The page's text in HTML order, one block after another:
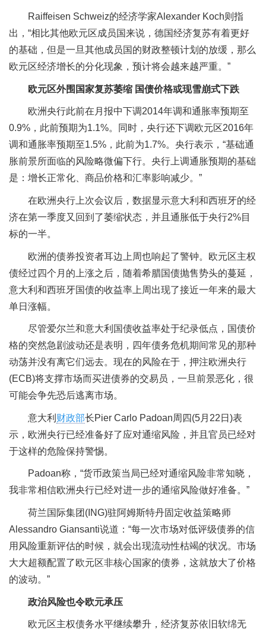
Raiffeisen Schweiz的经济学家Alexander Koch则指
出，“相比其他欧元区成员国来说，德国经济复苏有着更好
的基础，但是一旦其他成员国的财政整顿计划的放缓，那么
欧元区经济增长的分化现象，预计将会越来越严重。”
欧元区外围国家复苏萎缩 国债价格或现雪崩式下跌
欧洲央行此前在月报中下调2014年调和通胀率预期至
0.9%，此前预期为1.1%。同时，央行还下调欧元区2016年
调和通胀率预期至1.5%，此前为1.7%。央行表示，“基础通
胀前景所面临的风险略微偏下行。央行上调通胀预期的基础
是：增长正常化、商品价格和汇率影响减少。”
在欧洲央行上次会议后，数据显示意大利和西班牙的经
济在第一季度又回到了萎缩状态，并且通胀低于央行2%目
标的一半。
欧洲的债券投资者耳边上周也响起了警钟。欧元区主权
债经过四个月的上涨之后，随着希腊国债抛售势头的蔓延，
意大利和西班牙国债的收益率上周出现了接近一年来的最大
单日涨幅。
尽管爱尔兰和意大利国债收益率处于纪录低点，国债价
格的突然急剧波动还是表明，四年债务危机期间常见的那种
动荡并没有离它们远去。现在的风险在于，押注欧洲央行
(ECB)将支撑市场而买进债券的交易员，一旦前景恶化，很
可能会争先恐后逃离市场。
意大利 财政部长Pier Carlo Padoan周四(5月22日)表
示，欧洲央行已经准备好了应对通缩风险，并且官员已经对
于这样的危险保持警惕。
Padoan称，“货币政策当局已经对通缩风险非常知晓，
我非常相信欧洲央行已经对进一步的通缩风险做好准备。”
荷兰国际集团(ING)驻阿姆斯特丹固定收益策略师
Alessandro Giansanti说道：“每一次市场对低评级债券的信
用风险重新评估的时候，就会出现流动性枯竭的状况。市场
大大超额配置了欧元区非核心国家的债券，这就放大了价格
的波动。”
政治风险也令欧元承压
欧元区主权债务水平继续攀升，经济复苏依旧软绵无